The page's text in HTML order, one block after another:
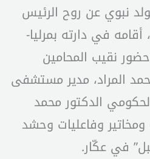
نبوي عن روح الرئيس
في دارته بمرليا-
نقيب المحامين
المراد، مدير مستشفى
الدكتور محمد
وفاعليات وحشد
في عكّار.